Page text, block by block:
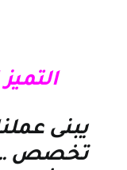
يبنى
تخصص …